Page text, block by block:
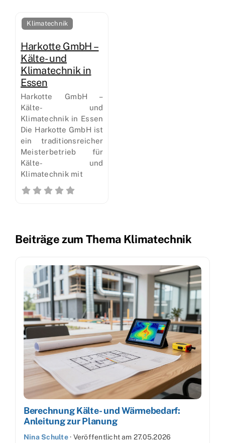
Klimatechnik
Harkotte GmbH –
Kälte- und
Klimatechnik in
Essen
Harkotte GmbH –
Kälte- und
Klimatechnik in Essen
Die Harkotte GmbH ist
ein traditionsreicher
Meisterbetrieb für
Kälte- und
Klimatechnik mit
Beiträge zum Thema Klimatechnik
Berechnung Kälte- und Wärmebedarf:
Anleitung zur Planung
Nina Schulte· Veröffentlicht am 27.05.2026